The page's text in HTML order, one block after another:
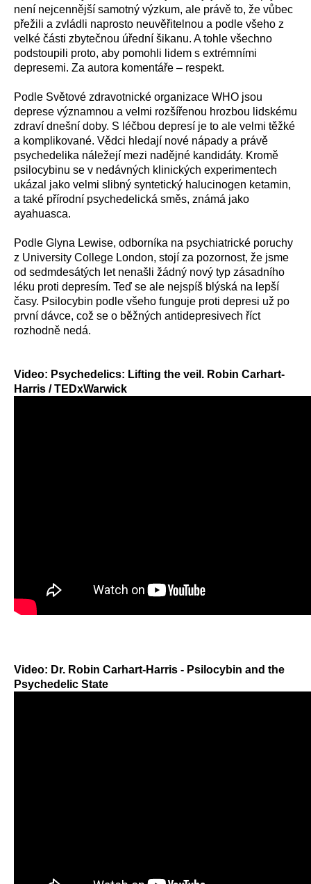
není nejcennější samotný výzkum, ale právě to, že vůbec
přežili a zvládli naprosto neuvěřitelnou a podle všeho z
velké části zbytečnou úřední šikanu. A tohle všechno
podstoupili proto, aby pomohli lidem s extrémními
depresemi. Za autora komentáře – respekt.
Podle Světové zdravotnické organizace WHO jsou
deprese významnou a velmi rozšířenou hrozbou lidskému
zdraví dnešní doby. S léčbou depresí je to ale velmi těžké
a komplikované. Vědci hledají nové nápady a právě
psychedelika náležejí mezi nadějné kandidáty. Kromě
psilocybinu se v nedávných klinických experimentech
ukázal jako velmi slibný syntetický halucinogen ketamin,
a také přírodní psychedelická směs, známá jako
ayahuasca.
Podle Glyna Lewise, odborníka na psychiatrické poruchy
z University College London, stojí za pozornost, že jsme
od sedmdesátých let nenašli žádný nový typ zásadního
léku proti depresím. Teď se ale nejspíš blýská na lepší
časy. Psilocybin podle všeho funguje proti depresi už po
první dávce, což se o běžných antidepresivech říct
rozhodně nedá.
Video: Psychedelics: Lifting the veil. Robin Carhart-
Harris / TEDxWarwick
Video: Dr. Robin Carhart-Harris - Psilocybin and the
Psychedelic State